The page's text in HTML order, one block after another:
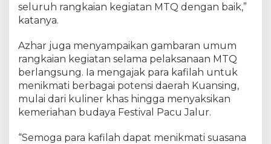
m
t
J
e
l
a
n
M
seluruh rangkaian kegiatan MTQ dengan baik,”
katanya.
Azhar juga menyampaikan gambaran umum
rangkaian kegiatan selama pelaksanaan MTQ
berlangsung. Ia mengajak para kafilah untuk
menikmati berbagai potensi daerah Kuansing,
mulai dari kuliner khas hingga menyaksikan
kemeriahan budaya Festival Pacu Jalur.
“Semoga para kafilah dapat menikmati suasana